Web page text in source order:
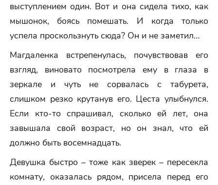
выступлением один. Вот и она сидела тихо, как
мышонок, боясь помешать. И когда только
успела проскользнуть сюда? Он и не заметил…
Магдаленка встрепенулась, почувствовав его
взгляд, виновато посмотрела ему в глаза в
зеркале и чуть не сорвалась с табурета,
слишком резко крутанув его. Цеста улыбнулся.
Если кто-то спрашивал, сколько ей лет, она
завышала свой возраст, но он знал, что ей
должно быть восемнадцать.
Девушка быстро – тоже как зверек – пересекла
комнату, оказалась рядом, присела перед его